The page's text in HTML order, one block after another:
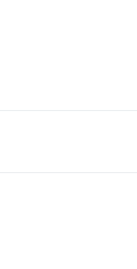
上)免運費